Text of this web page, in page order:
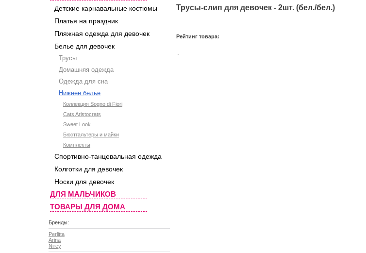
Детские карнавальные костюмы
Платья на праздник
Пляжная одежда для девочек
Белье для девочек
Трусы
Домашняя одежда
Одежда для сна
Нижнее белье
Коллекция Sogno di Fiori
Cats Aristocrats
Sweet Look
Бюстгальтеры и майки
Комплекты
Спортивно-танцевальная одежда
Колготки для девочек
Носки для девочек
ДЛЯ МАЛЬЧИКОВ
ТОВАРЫ ДЛЯ ДОМА
Бренды:
Perlitta
Arina
Nirey
Трусы-слип для девочек - 2шт. (бел./бел.)
Рейтинг товара: